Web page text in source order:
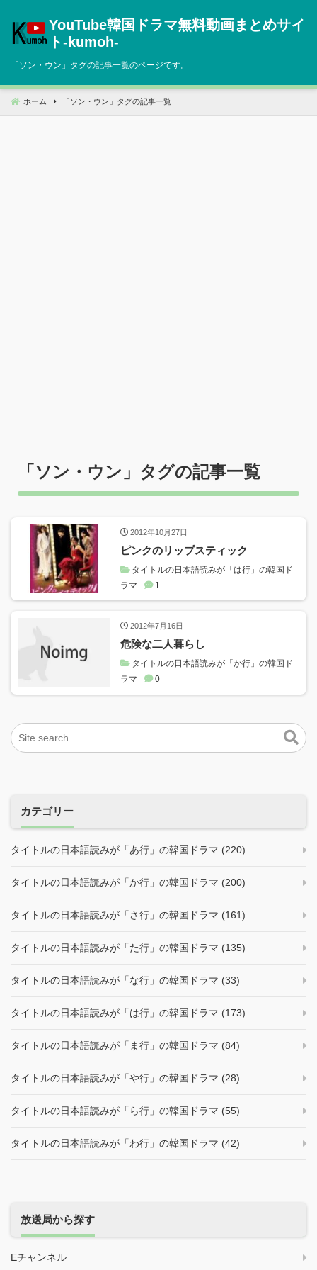
へ
動
YouTube韓国ドラマ無料動画まとめサイ
ト‐kumoh‐
「ソン・ウン 」タグの記事一覧のページです。
ホーム 「 ソン・ウン 」タグの記事一覧
「ソン・ウン 」タグの記事一覧
2012年10月27日
ピンクのリップスティック
タイトルの日本語読みが「は行」の韓国ド
ラマ
1
2012年7月16日
危険な二人暮らし
タイトルの日本語読みが「か行」の韓国ド
ラマ
0
カテゴリー
タイトルの日本語読みが「あ行」の韓国ドラマ (220)
タイトルの日本語読みが「か行」の韓国ドラマ (200)
タイトルの日本語読みが「さ行」の韓国ドラマ (161)
タイトルの日本語読みが「た行」の韓国ドラマ (135)
タイトルの日本語読みが「な行」の韓国ドラマ (33)
タイトルの日本語読みが「は行」の韓国ドラマ (173)
タイトルの日本語読みが「ま行」の韓国ドラマ (84)
タイトルの日本語読みが「や行」の韓国ドラマ (28)
タイトルの日本語読みが「ら行」の韓国ドラマ (55)
タイトルの日本語読みが「わ行」の韓国ドラマ (42)
放送局から探す
Eチャンネル